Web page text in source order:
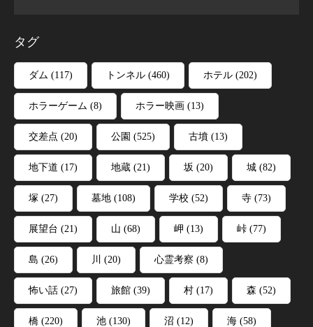
タグ
ダム (117) トンネル (460) ホテル (202)
ホラーゲーム (8) ホラー映画 (13)
交差点 (20) 公園 (525) 古墳 (13)
地下道 (17) 地蔵 (21) 坂 (20) 城 (82)
塚 (27) 墓地 (108) 学校 (52) 寺 (73)
展望台 (21) 山 (68) 岬 (13) 峠 (77)
島 (26) 川 (20) 心霊考察 (8)
怖い話 (27) 旅館 (39) 村 (17) 森 (52)
橋 (220) 池 (130) 沼 (12) 海 (58)